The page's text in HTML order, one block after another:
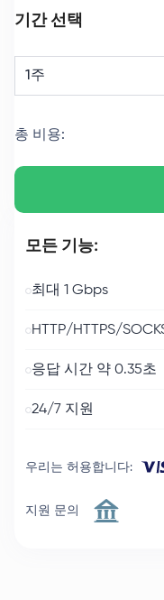
기간 선택
1주
총 비용:
모든 기능:
최대 1 Gbps
HTTP/HTTPS/
응답 시간 약 0.35초
24/7 지원
우리는 허용합니다:
지원 문의